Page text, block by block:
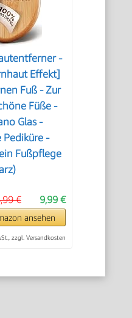
-
Effekt]
Fuß - Zur
Füße -
Glas -
Pediküre -
Fußpflege
9,99 €
€
ansehen
zzgl. Versandkosten